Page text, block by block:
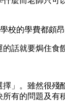
校的學費都頗
的話就要焗住
」。雖然很
有的問題及有